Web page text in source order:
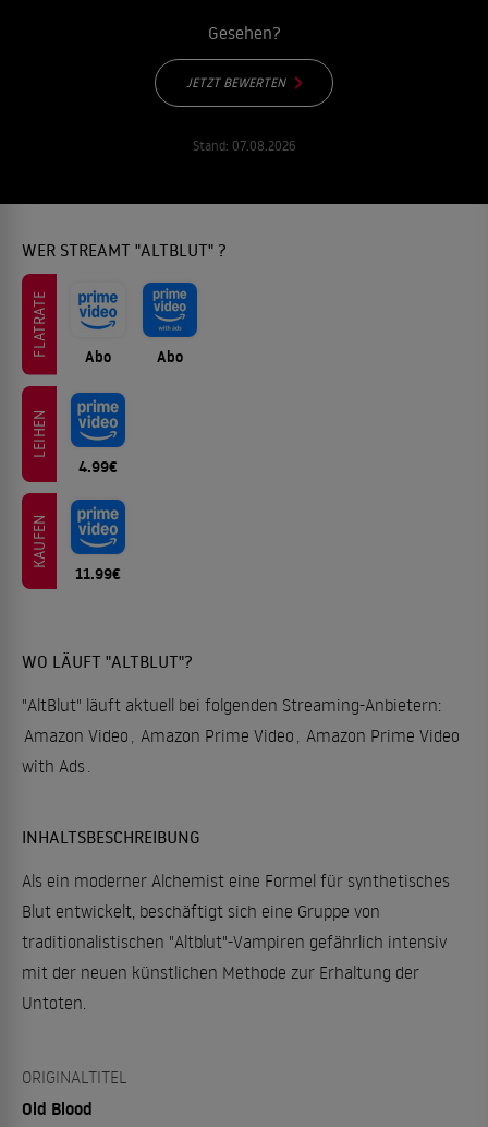
Gesehen?
JETZT BEWERTEN
Stand: 07.08.2026
WER STREAMT "ALTBLUT" ?
FLATRATE Abo Abo
LEIHEN
4.99€
KAUFEN
11.99€
WO LÄUFT "ALTBLUT"?
"AltBlut" läuft aktuell bei folgenden Streaming-Anbietern:
Amazon Video
Amazon Prime Video
Amazon Prime Video
with Ads
INHALTSBESCHREIBUNG
Als ein moderner Alchemist eine Formel für synthetisches
Blut entwickelt, beschäftigt sich eine Gruppe von
traditionalistischen "Altblut"-Vampiren gefährlich intensiv
mit der neuen künstlichen Methode zur Erhaltung der
Untoten.
ORIGINALTITEL
Old Blood